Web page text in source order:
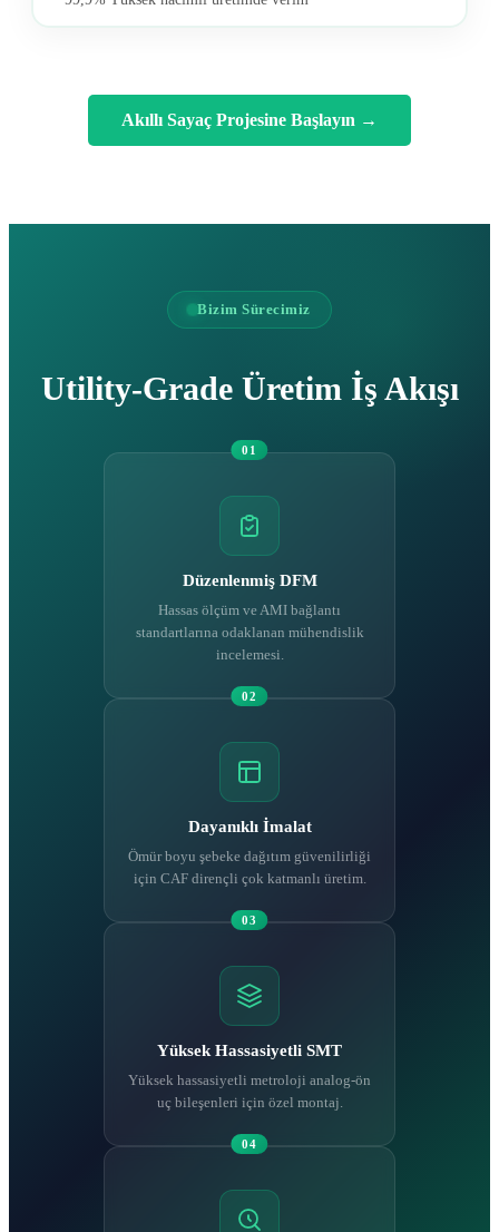
Akıllı Sayaç Projesine Başlayın →
Bizim Sürecimiz
Utility-Grade Üretim İş Akışı
01
Düzenlenmiş DFM
Hassas ölçüm ve AMI bağlantı
standartlarına odaklanan mühendislik
incelemesi.
02
Dayanıklı İmalat
Ömür boyu şebeke dağıtım güvenilirliği
için CAF dirençli çok katmanlı üretim.
03
Yüksek Hassasiyetli SMT
Yüksek hassasiyetli metroloji analog-ön
uç bileşenleri için özel montaj.
04